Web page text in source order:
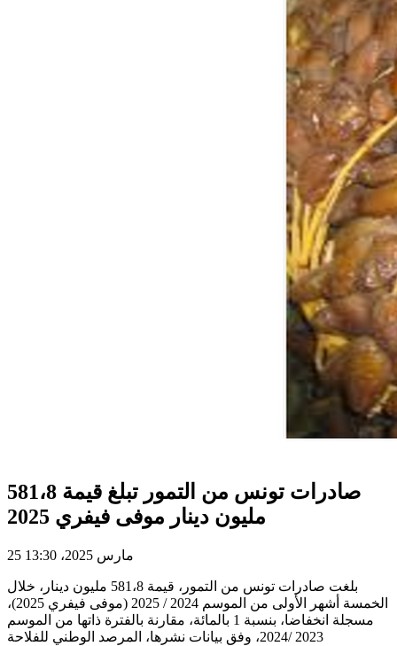
صادرات تونس من التمور تبلغ قيمة 581،8
مليون دينار موفى فيفري 2025
25 مارس 2025، 13:30
بلغت صادرات تونس من التمور، قيمة 581،8 مليون دينار، خلال
الخمسة أشهر الأولى من الموسم 2024 / 2025 (موفى فيفري 2025)،
مسجلة انخفاضا، بنسبة 1 بالمائة، مقارنة بالفترة ذاتها من الموسم
2023 /2024، وفق بيانات نشرها، المرصد الوطني للفلاحة